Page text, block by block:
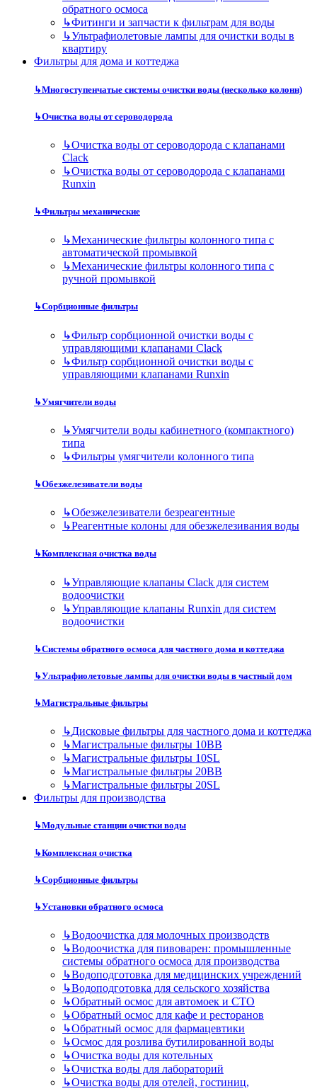
обратного осмоса
↳Фитинги и запчасти к фильтрам для воды
↳Ультрафиолетовые лампы для очистки воды в
квартиру
Фильтры для дома и коттеджа
↳Многоступенчатые системы очистки воды (несколько колонн)
↳Очистка воды от сероводорода
↳Очистка воды от сероводорода с клапанами
Clack
↳Очистка воды от сероводорода с клапанами
Runxin
↳Фильтры механические
↳Механические фильтры колонного типа с
автоматической промывкой
↳Механические фильтры колонного типа с
ручной промывкой
↳Сорбционные фильтры
↳Фильтр сорбционной очистки воды с
управляющими клапанами Clack
↳Фильтр сорбционной очистки воды с
управляющими клапанами Runxin
↳Умягчители воды
↳Умягчители воды кабинетного (компактного)
типа
↳Фильтры умягчители колонного типа
↳Обезжелезиватели воды
↳Обезжелезиватели безреагентные
↳Реагентные колоны для обезжелезивания воды
↳Комплексная очистка воды
↳Управляющие клапаны Clack для систем
водоочистки
↳Управляющие клапаны Runxin для систем
водоочистки
↳Системы обратного осмоса для частного дома и коттеджа
↳Ультрафиолетовые лампы для очистки воды в частный дом
↳Магистральные фильтры
↳Дисковые фильтры для частного дома и коттеджа
↳Магистральные фильтры 10BB
↳Магистральные фильтры 10SL
↳Магистральные фильтры 20BB
↳Магистральные фильтры 20SL
Фильтры для производства
↳Модульные станции очистки воды
↳Комплексная очистка
↳Сорбционные фильтры
↳Установки обратного осмоса
↳Водоочистка для молочных производств
↳Водоочистка для пивоварен: промышленные
системы обратного осмоса для производства
↳Водоподготовка для медицинских учреждений
↳Водоподготовка для сельского хозяйства
↳Обратный осмос для автомоек и СТО
↳Обратный осмос для кафе и ресторанов
↳Обратный осмос для фармацевтики
↳Осмос для розлива бутилированной воды
↳Очистка воды для котельных
↳Очистка воды для лабораторий
↳Очистка воды для отелей, гостиниц,